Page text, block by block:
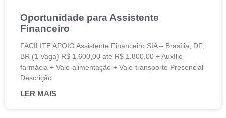
Oportunidade para Assistente
Financeiro
FACILITE APOIO Assistente Financeiro SIA – Brasília, DF,
BR (1 Vaga) R$ 1.600,00 até R$ 1.800,00 + Auxílio
farmácia + Vale-alimentação + Vale-transporte Presencial
Descrição
LER MAIS